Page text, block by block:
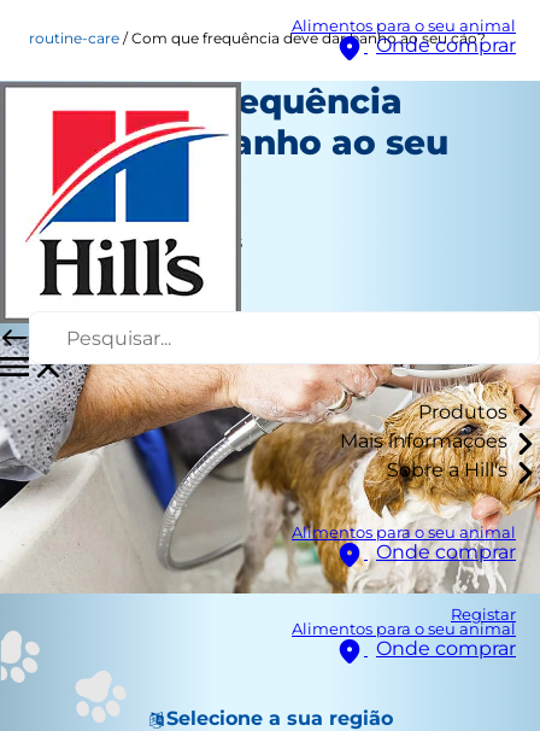
Alimentos para o seu animal
Onde comprar
Produtos
Mais informações
Sobre a Hill's
Alimentos para o seu animal
Onde comprar
Registar
Alimentos para o seu animal
Onde comprar
Selecione a sua região
routine-care Com que frequência deve dar banho ao seu cão?
Com que frequência
deve dar banho ao seu
cão?
Cuidado diário
Jean Marie Bauhaus
Julho 24, 2024